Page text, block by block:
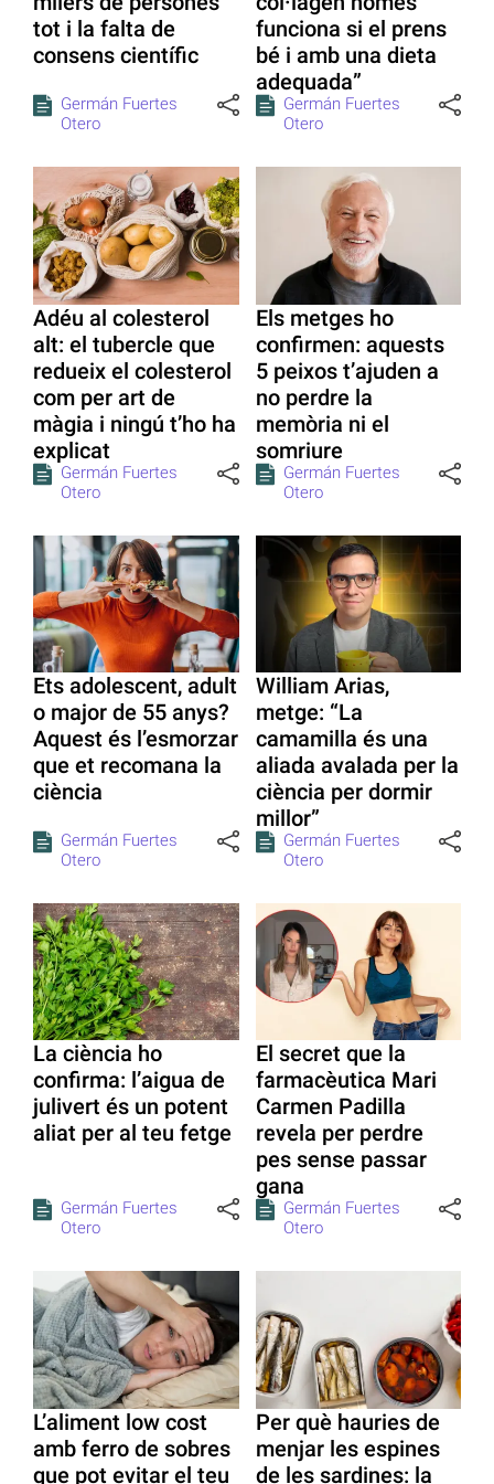
tot i la falta de
consens científic
Germán Fuertes
Otero
funciona si el prens
bé i amb una dieta
adequada”
Germán Fuertes
Otero
Adéu al colesterol
alt: el tubercle que
redueix el colesterol
com per art de
màgia i ningú t’ho ha
explicat
Germán Fuertes
Otero
Els metges ho
confirmen: aquests
5 peixos t’ajuden a
no perdre la
memòria ni el
somriure
Germán Fuertes
Otero
Ets adolescent, adult
o major de 55 anys?
Aquest és l’esmorzar
que et recomana la
ciència
Germán Fuertes
Otero
William Arias,
metge: “La
camamilla és una
aliada avalada per la
ciència per dormir
millor”
Germán Fuertes
Otero
La ciència ho
confirma: l’aigua de
julivert és un potent
aliat per al teu fetge
Germán Fuertes
Otero
El secret que la
farmacèutica Mari
Carmen Padilla
revela per perdre
pes sense passar
gana
Germán Fuertes
Otero
L’aliment low cost
amb ferro de sobres
que pot evitar el teu
Per què hauries de
menjar les espines
de les sardines: la